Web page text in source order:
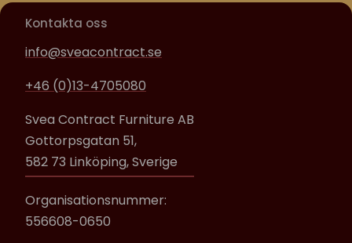
Kontakta oss
info@sveacontract.se
+46 (0)13-4705080
Svea Contract Furniture AB
Gottorpsgatan 51,
582 73 Linköping, Sverige
Organisationsnummer:
556608-0650